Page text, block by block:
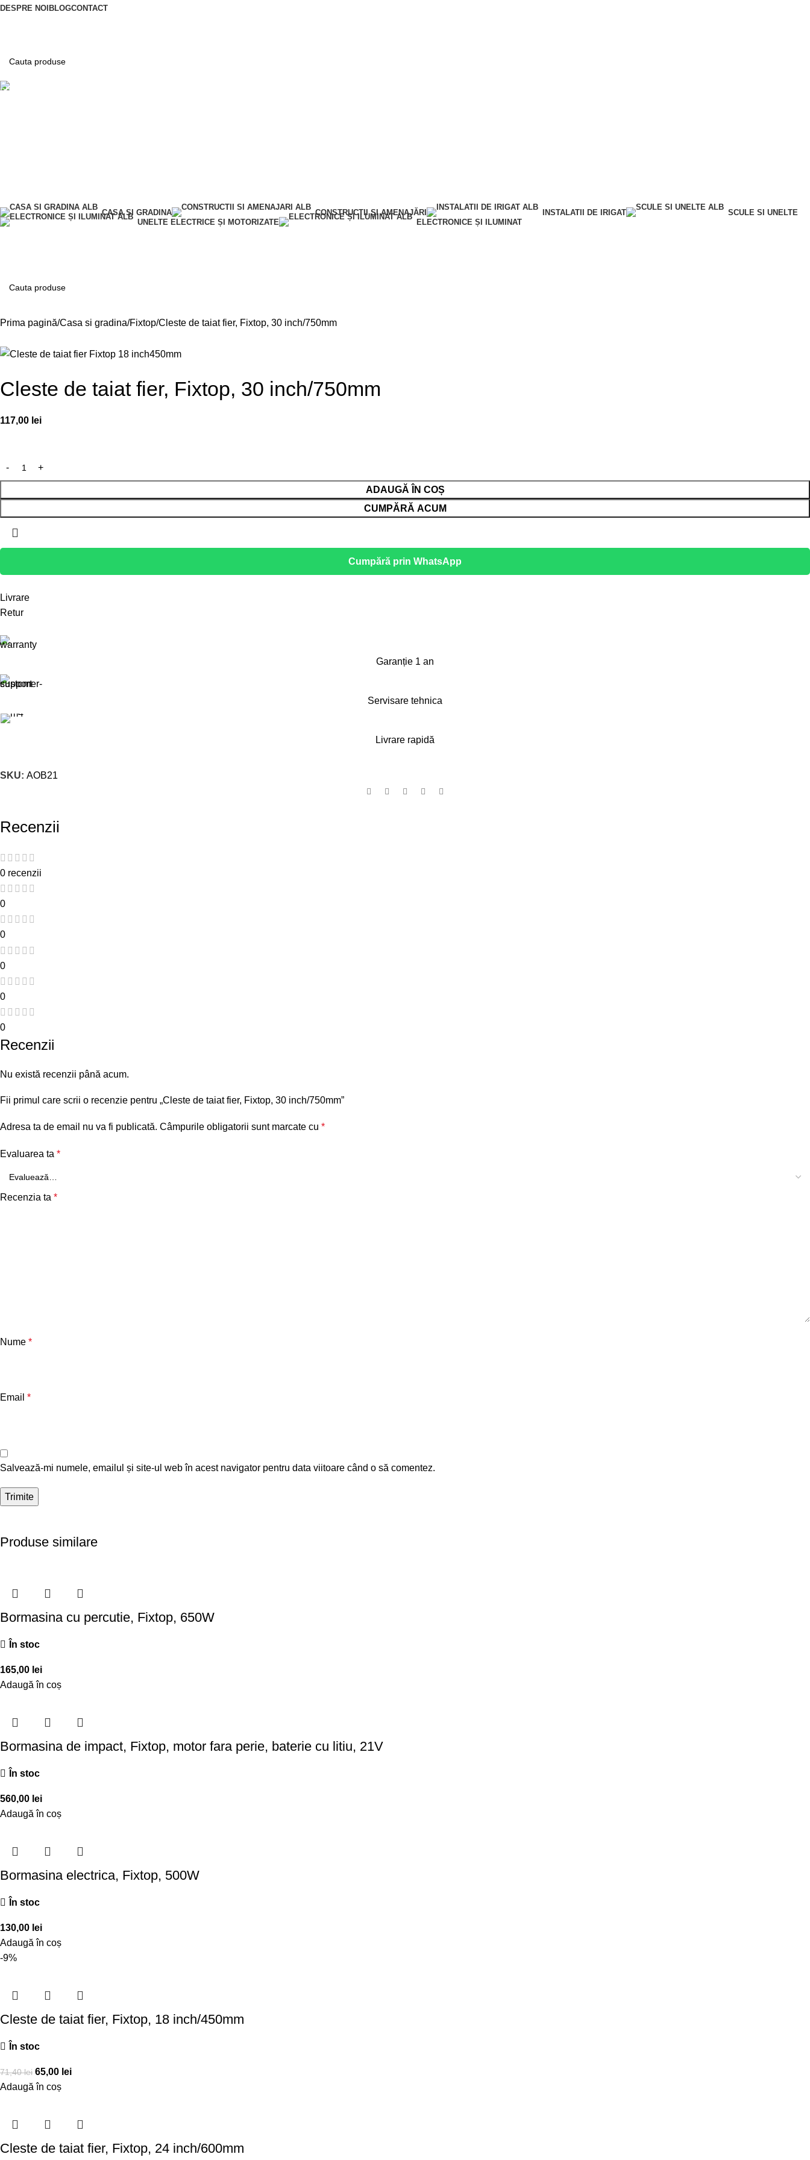
DESPRE NOI BLOGCONTACT
CASA SI GRADINA CONSTRUCȚII ȘI AMENAJĂRI INSTALATII DE IRIGAT
SCULE SI UNELTE
UNELTE ELECTRICE ȘI MOTORIZATE
ELECTRONICE ȘI ILUMINAT
Prima pagină Casa si gradina Fixtop Cleste de taiat fier, Fixtop, 30 inch/750mm
Cleste de taiat fier, Fixtop, 30 inch/750mm
117,00 lei
ADAUGĂ ÎN COȘ
CUMPĂRĂ ACUM
Cumpără prin WhatsApp
Livrare
Retur
Garanție 1 an
Servisare tehnica
Livrare rapidă
SKU: AOB21
Recenzii
0 recenzii
0
0
0
0
0
Recenzii
Nu există recenzii până acum.
Fii primul care scrii o recenzie pentru „Cleste de taiat fier, Fixtop, 30 inch/750mm”
Adresa ta de email nu va fi publicată. Câmpurile obligatorii sunt marcate cu *
Evaluarea ta *
Recenzia ta *
Nume *
Email *
Salvează-mi numele, emailul și site-ul web în acest navigator pentru data viitoare când o să comentez.
Produse similare
Bormasina cu percutie, Fixtop, 650W
În stoc
165,00 lei
Adaugă în coș
Bormasina de impact, Fixtop, motor fara perie, baterie cu litiu, 21V
În stoc
560,00 lei
Adaugă în coș
Bormasina electrica, Fixtop, 500W
În stoc
130,00 lei
Adaugă în coș
-9%
Cleste de taiat fier, Fixtop, 18 inch/450mm
În stoc
71,40lei 65,00 lei
Adaugă în coș
Cleste de taiat fier, Fixtop, 24 inch/600mm